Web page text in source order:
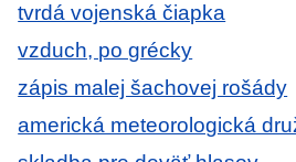
tvrdá vojenská čiapka
vzduch, po grécky
zápis malej šachovej rošády
americká meteorologická